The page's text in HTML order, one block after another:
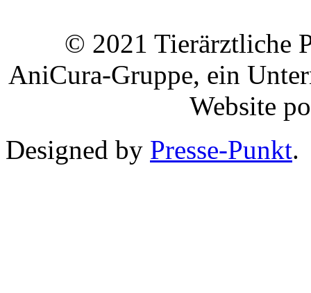
© 2021 Tierärztliche
AniCura-Gruppe, ein
Website
Designed by Presse-Punkt.